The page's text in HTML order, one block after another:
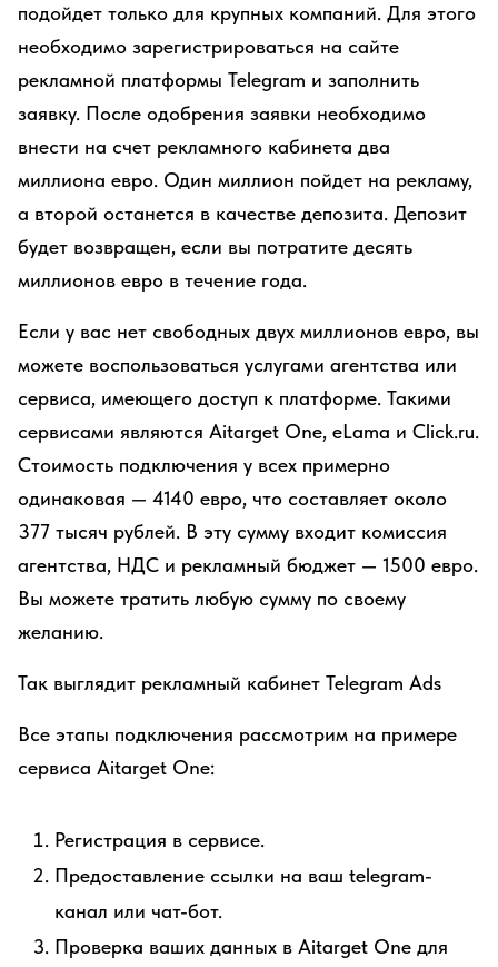
подойдет только для крупных компаний. Для этого
необходимо зарегистрироваться на сайте
рекламной платформы Telegram и заполнить
заявку. После одобрения заявки необходимо
внести на счет рекламного кабинета два
миллиона евро. Один миллион пойдет на рекламу,
а второй останется в качестве депозита. Депозит
будет возвращен, если вы потратите десять
миллионов евро в течение года.
Если у вас нет свободных двух миллионов евро, вы
можете воспользоваться услугами агентства или
сервиса, имеющего доступ к платформе. Такими
сервисами являются Aitarget One, eLama и Click.ru.
Стоимость подключения у всех примерно
одинаковая — 4140 евро, что составляет около
377 тысяч рублей. В эту сумму входит комиссия
агентства, НДС и рекламный бюджет — 1500 евро.
Вы можете тратить любую сумму по своему
желанию.
Так выглядит рекламный кабинет Telegram Ads
Все этапы подключения рассмотрим на примере
сервиса Aitarget One:
Регистрация в сервисе.
Предоставление ссылки на ваш telegram-
канал или чат-бот.
Проверка ваших данных в Aitarget One для